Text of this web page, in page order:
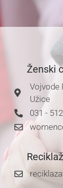
Ženski
Vojvode
Užice
031 -